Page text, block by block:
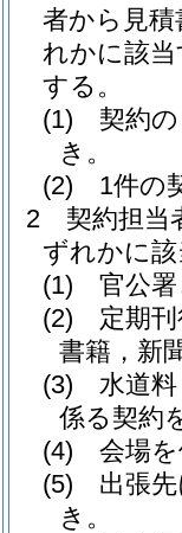
者から見
れかに該
する。
(1)
契約
き。
(2)
1件の
2
契約担当
ずれかに
(1)
官公
(2)
定期
書籍，新
(3)
水道
係る契約
(4)
会場
(5)
出張
き。